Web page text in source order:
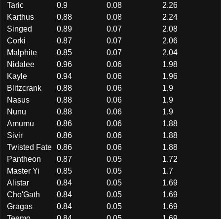
Taric
0.9 0.08
2.26
Karthus
0.88 0.08
2.24
Singed
0.89 0.07
2.08
Corki
0.87 0.07
2.06
Malphite
0.85 0.07
2.04
Nidalee
0.96 0.06
1.98
Kayle
0.94 0.06
1.96
Blitzcrank
0.88 0.06
1.9
Nasus
0.88 0.06
1.9
Nunu
0.88 0.06
1.9
Amumu
0.86 0.06
1.88
Sivir
0.86 0.06
1.88
Twisted Fate 0.86 0.06
1.88
Pantheon
0.87 0.05
1.72
Master Yi
0.85 0.05
1.7
Alistar
0.84 0.05
1.69
Cho'Gath
0.84 0.05
1.69
Gragas
0.84 0.05
1.69